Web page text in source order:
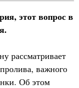
этот вопрос в
рассматривает
важного
Об этом